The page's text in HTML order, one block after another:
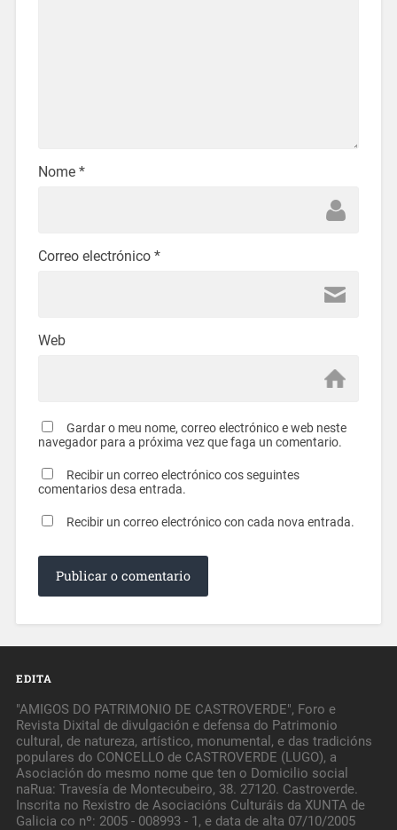
Nome *
Correo electrónico *
Web
Gardar o meu nome, correo electrónico e web neste
navegador para a próxima vez que faga un comentario.
Recibir un correo electrónico cos seguintes
comentarios desa entrada.
Recibir un correo electrónico con cada nova entrada.
EDITA
"AMIGOS DO PATRIMONIO DE CASTROVERDE", Foro e
Revista Dixital de divulgación e defensa do Patrimonio
cultural, de natureza, artístico, monumental, e das tradicións
populares do CONCELLO de CASTROVERDE (LUGO), a
Asociación do mesmo nome que ten o Domicilio social
naRua: Travesía de Montecubeiro, 38. 27120. Castroverde.
Inscrita no Rexistro de Asociacións Culturáis da XUNTA de
Galicia co nº: 2005 - 008993 - 1, e data de alta 07/10/2005